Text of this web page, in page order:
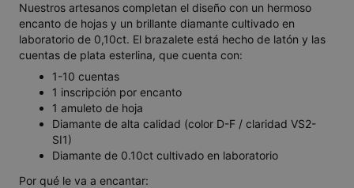
Nuestros artesanos completan el diseño con un hermoso
encanto de hojas y un brillante diamante cultivado en
laboratorio de 0,10ct. El brazalete está hecho de latón y las
cuentas de plata esterlina, que cuenta con:
1-10 cuentas
1 inscripción por encanto
1 amuleto de hoja
Diamante de alta calidad (color D-F / claridad VS2-
SI1)
Diamante de 0.10ct cultivado en laboratorio
Por qué le va a encantar: